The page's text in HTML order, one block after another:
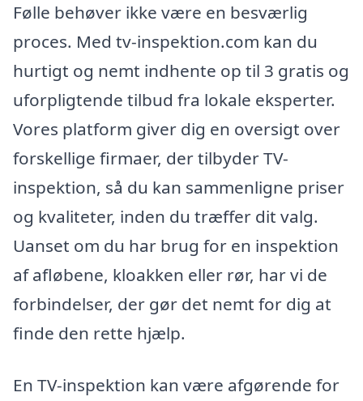
Følle behøver ikke være en besværlig
proces. Med tv-inspektion.com kan du
hurtigt og nemt indhente op til 3 gratis og
uforpligtende tilbud fra lokale eksperter.
Vores platform giver dig en oversigt over
forskellige firmaer, der tilbyder TV-
inspektion, så du kan sammenligne priser
og kvaliteter, inden du træffer dit valg.
Uanset om du har brug for en inspektion
af afløbene, kloakken eller rør, har vi de
forbindelser, der gør det nemt for dig at
finde den rette hjælp.
En TV-inspektion kan være afgørende for